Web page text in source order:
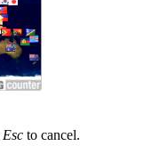
Esc to cancel.